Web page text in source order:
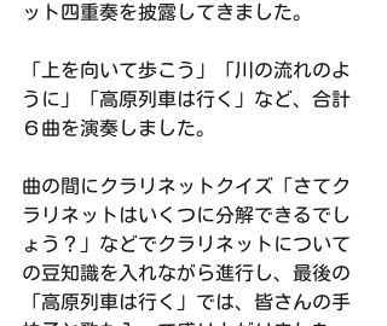
ット四重奏を披露してきました。
「上を向いて歩こう」「川の流れのよ
うに」「高原列車は行く」など、合計
６曲を演奏しました。
曲の間にクラリネットクイズ「さてク
ラリネットはいくつに分解できるでし
ょう？」などでクラリネットについて
の豆知識を入れながら進行し、最後の
「高原列車は行く」では、皆さんの手